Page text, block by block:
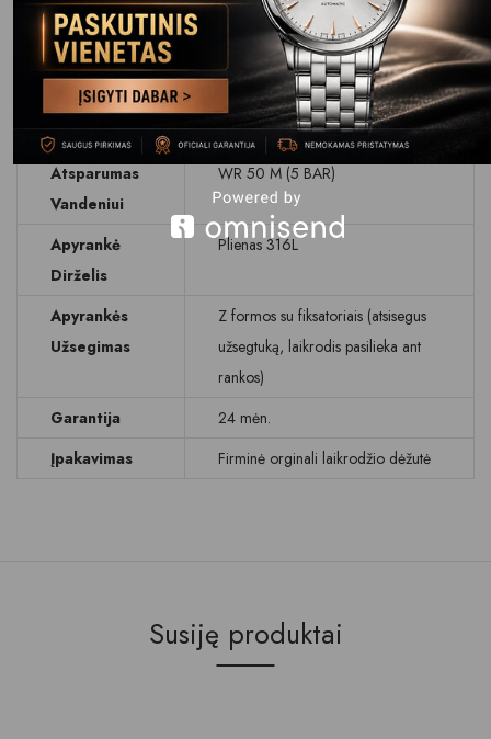
Ciferblato
Spalva
Antracitas
Stikliukas
Safyrinis/antirefleksinis
Data
Dienos rodymas
Atsparumas
Vandeniui
WR 50 M (5 BAR)
Apyrankė
Dirželis
Plienas 316L
Apyrankės
Užsegimas
Z formos su fiksatoriais (atsisegus
užsegtuką, laikrodis pasilieka ant
rankos)
Garantija
24 mėn.
Įpakavimas
Firminė orginali laikrodžio dėžutė
Susiję produktai